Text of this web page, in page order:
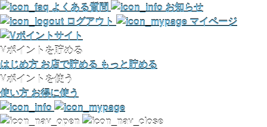
よくある質問
お知らせ
ログアウト
マイページ
Vポイントを貯める
はじめ方 お店で貯める もっと貯める
Vポイントを使う
使い方 お得に使う